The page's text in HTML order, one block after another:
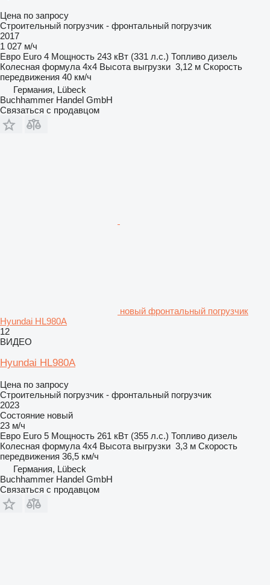
Цена по запросу
Строительный погрузчик - фронтальный погрузчик
2017
1 027 м/ч
Евро Euro 4 Мощность 243 кВт (331 л.с.) Топливо дизель
Колесная формула 4x4 Высота выгрузки 3,12 м Скорость
передвижения 40 км/ч
Германия, Lübeck
Buchhammer Handel GmbH
Связаться с продавцом
новый фронтальный погрузчик
Hyundai HL980A
12
ВИДЕО
Hyundai HL980A
Цена по запросу
Строительный погрузчик - фронтальный погрузчик
2023
Состояние новый
23 м/ч
Евро Euro 5 Мощность 261 кВт (355 л.с.) Топливо дизель
Колесная формула 4x4 Высота выгрузки 3,3 м Скорость
передвижения 36,5 км/ч
Германия, Lübeck
Buchhammer Handel GmbH
Связаться с продавцом